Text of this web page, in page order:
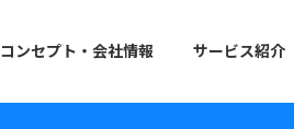
コンセプト・会社情報 サービス紹介